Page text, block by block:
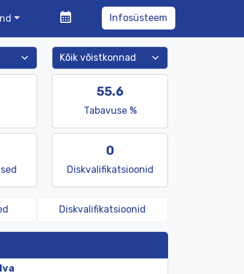
calendar_month Infosüsteem
55.6
Tabavuse %
0
Diskvalifikatsioonid
Diskvalifikatsioonid